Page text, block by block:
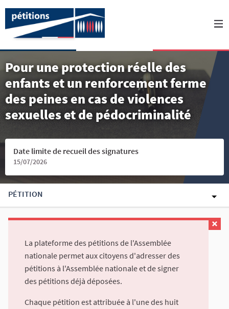
Pour une protection réelle des
enfants et un renforcement ferme
des peines en cas de violences
sexuelles et de pédocriminalité
Date limite de recueil des signatures
15/07/2026
PÉTITION
La plateforme des pétitions de l'Assemblée
nationale permet aux citoyens d'adresser des
pétitions à l'Assemblée nationale et de signer
des pétitions déjà déposées.
Chaque pétition est attribuée à l'une des huit